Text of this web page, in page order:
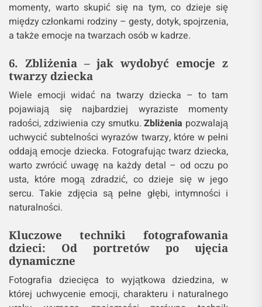
5. Emocje w uścisku – chwile
intymności i więzi rodzinnej
Nie ma nic piękniejszego niż uchwycenie chwili, w
której dziecko spędza czas z rodzicami lub
rodzeństwem. Intymne uściski, zabawy, wspólne
chwile czułości są bogate w emocje. Tego typu
zdjęcia, w których rodzina jest blisko siebie, są w
stanie ukazać prawdziwą więź i miłość. To właśnie
te chwile, pełne ciepła i bezpieczeństwa, mogą być
najbardziej wzruszające. Fotografująctakie
momenty, warto skupić się na tym, co dzieje się
między członkami rodziny – gesty, dotyk, spojrzenia,
a także emocje na twarzach osób w kadrze.
6. Zbliżenia – jak wydobyć emocje z
Wiele emocji widać na twarzy dziecka – to tam
pojawiają się najbardziej wyraziste momenty
radości, zdziwienia czy smutku.
uchwycić subtelności wyrazów twarzy, które w pełni
oddają emocje dziecka. Fotografując twarz dziecka,